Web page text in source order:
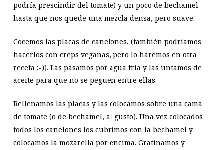
podría prescindir del tomate) y un poco de bechamel
hasta que nos quede una mezcla densa, pero suave.
Cocemos las placas de canelones, (también podríamos
hacerlos con creps veganas, pero lo haremos en otra
receta ;-)). Las pasamos por agua fría y las untamos de
aceite para que no se peguen entre ellas.
Rellenamos las placas y las colocamos sobre una cama
de tomate (o de bechamel, al gusto). Una vez colocados
todos los canelones los cubrimos con la bechamel y
colocamos la mozarella por encima. Gratinamos y